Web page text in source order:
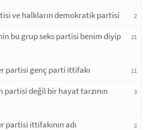
ve halkların demokratik partisi 2
bu grup seks partisi benim diyip
21
partisi genç parti ittifakı 11
partisi değil bir hayat tarzının
3
ittifakının adı 2